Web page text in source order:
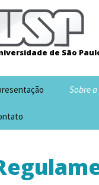
de São
Sobre